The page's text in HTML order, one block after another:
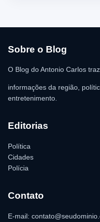
para as providências legais.
Sobre o Blog
O Blog do Antonio Carlos
informações da região,
entretenimento.
Editorias
Política
Cidades
Polícia
Contato
E-mail: